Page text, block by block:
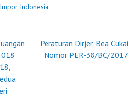
PENGHASILAN
BADAN.
Indonesia
Peraturan Dirjen Bea Cukai
Nomor PER-38/BC/2017